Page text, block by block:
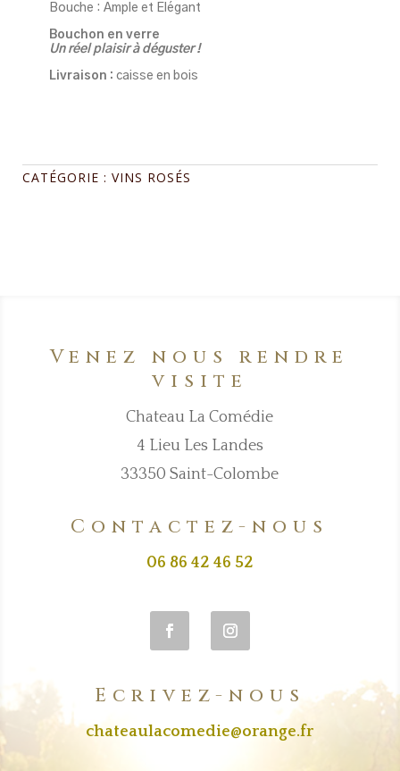
Bouche : Ample et Elégant
Bouchon en verre
Un réel plaisir à déguster !
Livraison : caisse en bois
CATÉGORIE : VINS ROSÉS
Venez nous rendre
visite
Chateau La Comédie
4 Lieu Les Landes
33350 Saint-Colombe
Contactez-nous
06 86 42 46 52
Ecrivez-nous
chateaulacomedie@orange.fr